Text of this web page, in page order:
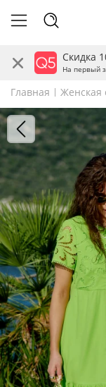
Скидка
На первый
Главная Женская